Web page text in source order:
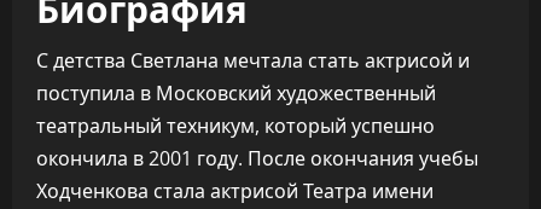
С детства Светлана мечтала стать актрисой и
поступила в Московский художественный
театральный техникум, который успешно
окончила в 2001 году. После окончания учебы
Ходченкова стала актрисой Театра имени